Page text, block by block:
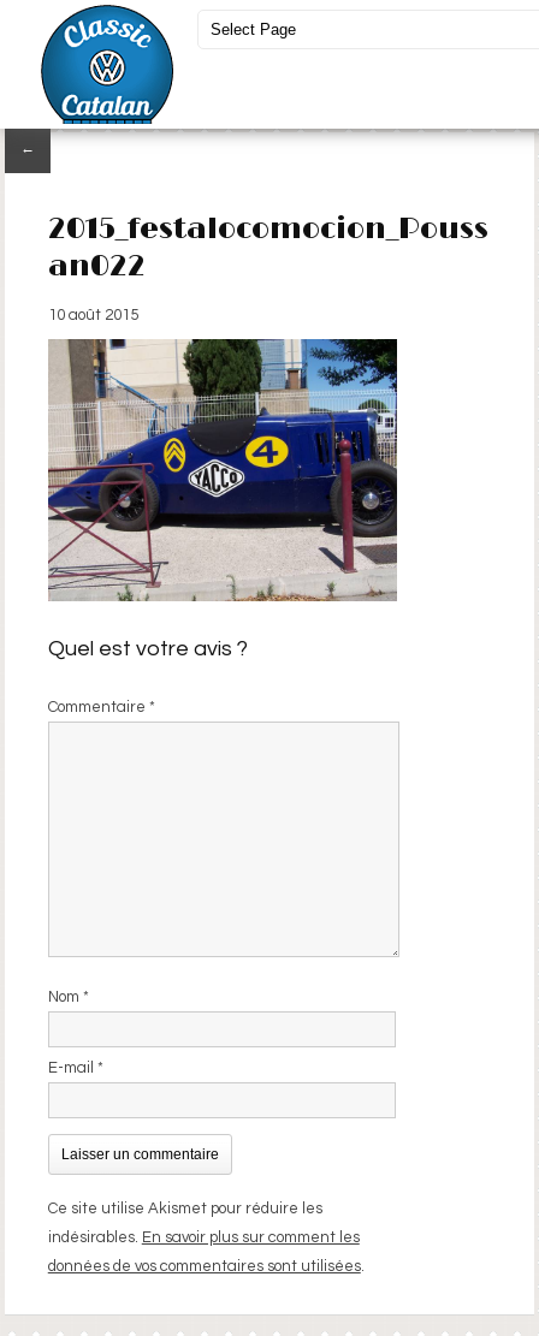
←
2015_festalocomocion_Pouss
an022
10 août 2015
Quel est votre avis ?
Commentaire *
Nom *
E-mail *
Ce site utilise Akismet pour réduire les
indésirables. En savoir plus sur comment les
données de vos commentaires sont utilisées.